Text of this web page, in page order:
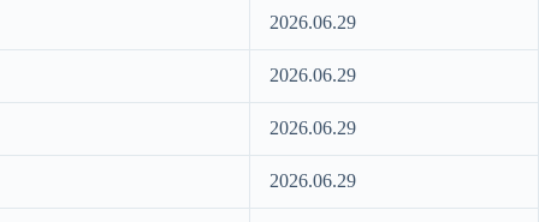
2026.06.29
2026.06.29
2026.06.29
2026.06.29